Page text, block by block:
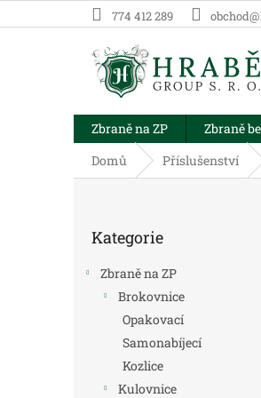
na
774 412 289
Zbraně na ZP Zbraně
Domů
Příslušenství
kategorie
Kategorie
Zbraně na ZP
Brokovnice
Opakovací
Samonabíjecí
Kozlice
Kulovnice